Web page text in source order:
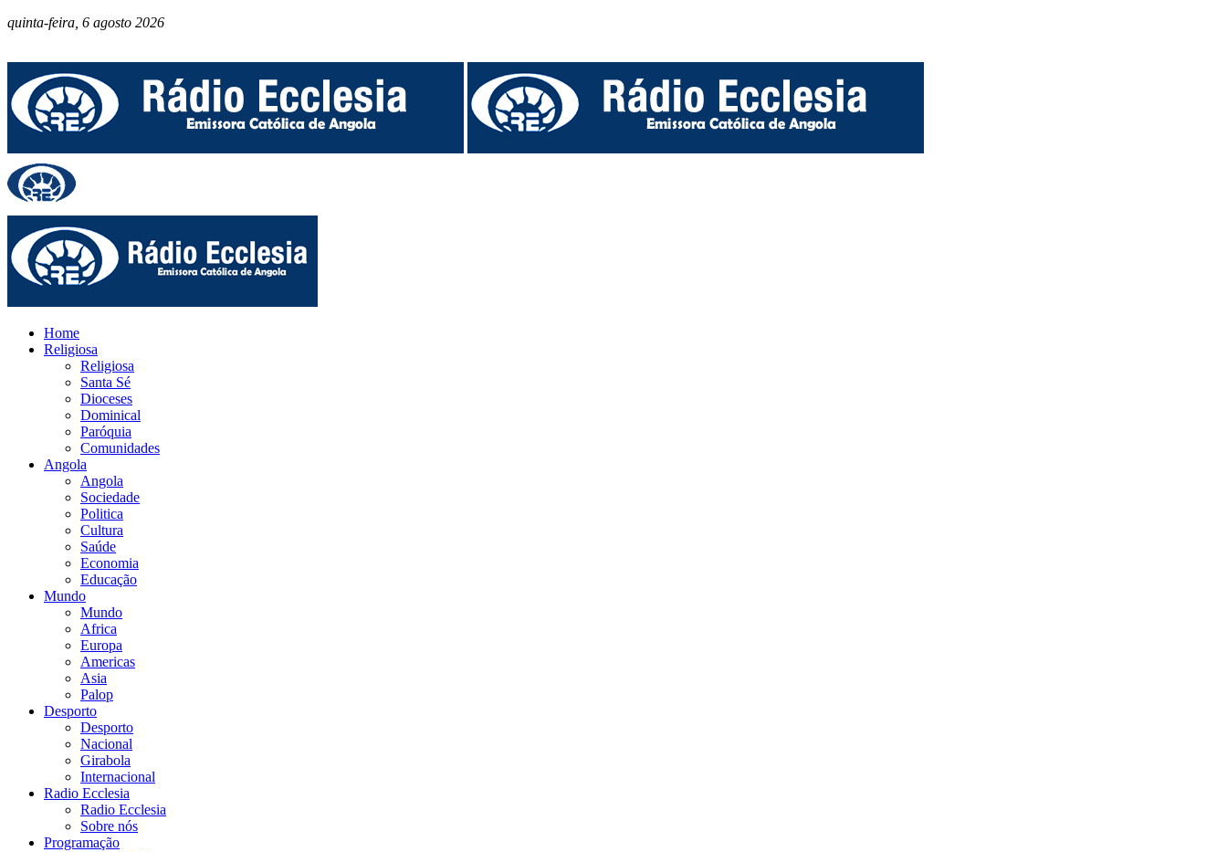
quinta-feira, 6 agosto 2026
Home
Religiosa
Religiosa
Santa Sé
Dioceses
Dominical
Paróquia
Comunidades
Angola
Angola
Sociedade
Politica
Cultura
Saúde
Economia
Educação
Mundo
Mundo
Africa
Europa
Americas
Asia
Palop
Desporto
Desporto
Nacional
Girabola
Internacional
Radio Ecclesia
Radio Ecclesia
Sobre nós
Programação